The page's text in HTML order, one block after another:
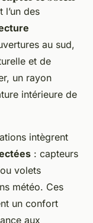
l’un des
au sud,
et de
un rayon
intérieure de
intègrent
: capteurs
volets
météo. Ces
un confort
aux